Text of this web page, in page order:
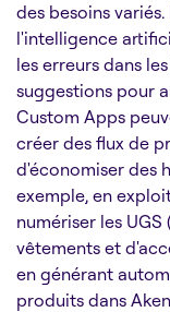
des besoins
l'intelligence
les erreurs dans
suggestions pour
Custom Apps
créer des flux de
d'économiser des
exemple, en
numériser les UGS
vêtements et
en générant
produits dans